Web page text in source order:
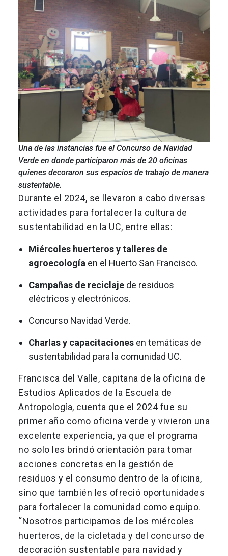
Una de las instancias fue el Concurso de Navidad
Verde en donde participaron más de 20 oficinas
quienes decoraron sus espacios de trabajo de manera
sustentable.
Durante el 2024, se llevaron a cabo diversas
actividades para fortalecer la cultura de
sustentabilidad en la UC, entre ellas:
Miércoles huerteros y talleres de
agroecología en el Huerto San Francisco.
Campañas de reciclaje de residuos
eléctricos y electrónicos.
Concurso Navidad Verde.
Charlas y capacitaciones en temáticas de
sustentabilidad para la comunidad UC.
Francisca del Valle, capitana de la oficina de
Estudios Aplicados de la Escuela de
Antropología, cuenta que el 2024 fue su
primer año como oficina verde y vivieron una
excelente experiencia, ya que el programa
no solo les brindó orientación para tomar
acciones concretas en la gestión de
residuos y el consumo dentro de la oficina,
sino que también les ofreció oportunidades
para fortalecer la comunidad como equipo.
“Nosotros participamos de los miércoles
huerteros, de la cicletada y del concurso de
decoración sustentable para navidad y